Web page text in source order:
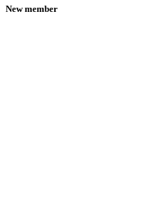
New member